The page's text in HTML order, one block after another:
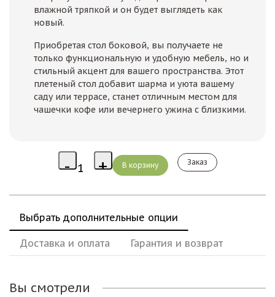
влажной тряпкой и он будет выглядеть как
новый.
Приобретая стол боковой, вы получаете не
только функциональную и удобную мебель, но и
стильный акцент для вашего пространства. Этот
плетеный стол добавит шарма и уюта вашему
саду или террасе, станет отличным местом для
чашечки кофе или вечернего ужина с близкими.
Заказ
Выбрать дополнительные опции
Доставка и оплата Гарантия и возврат
Вы смотрели